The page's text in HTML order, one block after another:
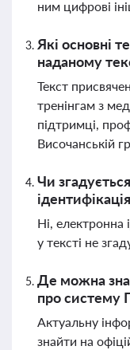
ним цифрові
Які основні
наданому
Текст
тренінгам з
підтримці,
Височанській
Чи
Ні, електронна
у тексті не
Де можна
про систему
Актуальну
знайти на